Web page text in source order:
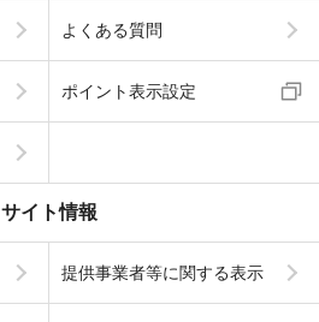
よくある質問
ポイント表示設定
サイト情報
提供事業者等に関する表示